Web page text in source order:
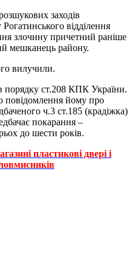
заходів
відділення
злочину причетний раніше
мешканець району.
вилучили.
порядку ст.208 КПК України.
повідомлення йому про
ч.3 ст.185 (крадіжка)
покарання –
до шести років.
пластикові двері і